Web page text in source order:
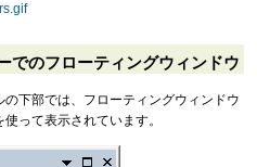
でのフローティングウィンドウ
下部では、フローティングウィンドウ
って表示されています。